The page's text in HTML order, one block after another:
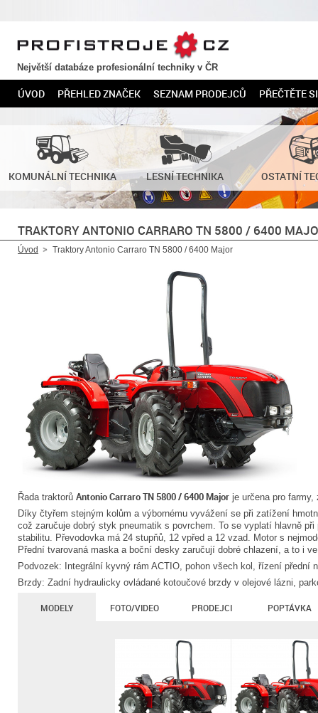
PROFISTROJE.CZ
Největší databáze profesionální techniky v ČR
ÚVOD PŘEHLED ZNAČEK SEZNAM PRODEJCŮ PŘEČTĚTE SI
KOMUNÁLNÍ TECHNIKA LESNÍ TECHNIKA OSTATNÍ
TRAKTORY ANTONIO CARRARO TN 5800 / 6400
Úvod Traktory Antonio Carraro TN 5800 / 6400 Major
Řada traktorů Antonio Carraro TN 5800 / 6400 Major je určena pro
Díky čtyřem stejným kolům a výbornému vyvážení se při zatížení
což zaručuje dobrý styk pneumatik s povrchem. To se vyplatí hlavně
stabilitu. Převodovka má 24 stupňů, 12 vpřed a 12 vzad. Motor s
Přední tvarovaná maska a boční desky zaručují dobré chlazení, a to i
Podvozek: Integrální kyvný rám ACTIO, pohon všech kol, řízení přední
Brzdy: Zadní hydraulicky ovládané kotoučové brzdy v olejové lázni,
MODELY FOTO/VIDEO PRODEJCI POPTÁVKA